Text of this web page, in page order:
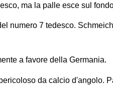
ma la palle esce sul
numero 7 tedesco.
a favore della Germania.
da calcio d'angolo.